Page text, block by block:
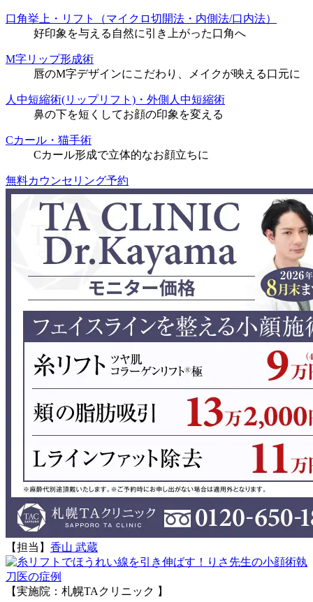
口角挙上・リフト（マイクロ切開法・内側法/口内法）
好印象を与える自然に引き上がった口角へ
M字リップ形成術
唇のM字デザインにこだわり、メイクが映える口元に
人中短縮術(リップリフト)・外側人中短縮術
鼻の下を短くしてお顔の印象を変える
Cカール・猫手術
Cカール形成で立体的なお顔立ちに
無料カウンセリング予約
【担当】 香山 武蔵
執
刀医の症例
【実施院：札幌TAクリニック 】